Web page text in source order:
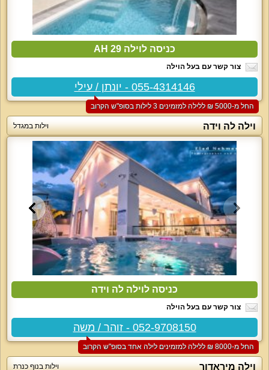
כניסה לוילה 29 AH
צור קשר עם בעל הוילה
055-4314146 - יונתן / עילי
החל מ-‏5000 ₪ ללילה למזמינים 3 לילות בסופ"ש הקרוב
וילה לה וידה וילות במגדל
כניסה לוילה לה וידה
צור קשר עם בעל הוילה
052-9708150 - זוהר / משה
החל מ-‏8000 ₪ ללילה למזמינים לילה אחד בסופ"ש הקרוב
וילה מיראדור וילות בנוף כנרת